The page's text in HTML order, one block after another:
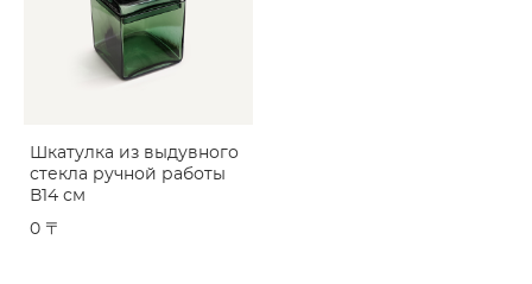
Шкатулка из выдувного
стекла ручной работы
В14 см
0 〒